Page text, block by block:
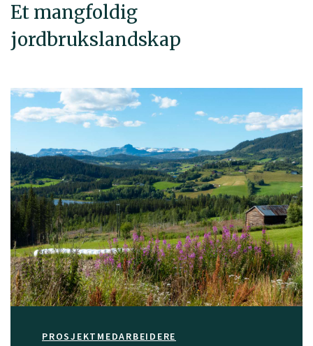
Et mangfoldig
jordbrukslandskap
PROSJEKTMEDARBEIDERE